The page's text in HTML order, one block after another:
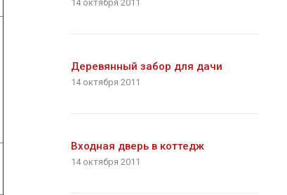
14 октября 2011
Деревянный забор для дачи
14 октября 2011
Входная дверь в коттедж
14 октября 2011